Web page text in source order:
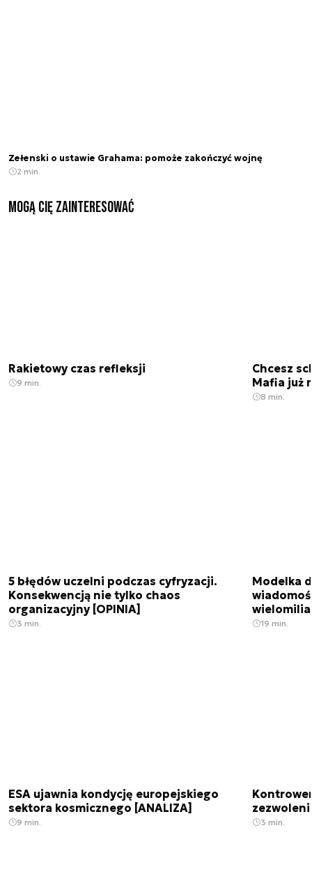
Zełenski o ustawie Grahama: pomoże zakończyć wojnę
2 min.
Mogą Cię zainteresować
Rakietowy czas refleksji
9 min.
Chcesz
Mafia już
8 min.
5 błędów uczelni podczas cyfryzacji.
Konsekwencją nie tylko chaos
organizacyjny [OPINIA]
3 min.
Modelka
19 min.
ESA ujawnia kondycję europejskiego
sektora kosmicznego [ANALIZA]
9 min. 3 min.